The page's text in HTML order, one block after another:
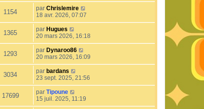
1154 par Chrislemire
18 avr. 2026, 07:07
1365 par Hugues
20 mars 2026, 16:18
1293 par Dynaroo86
20 mars 2026, 16:09
3034 par bardans
23 sept. 2025, 21:56
17699 par Tipoune
15 juil. 2025, 11:19